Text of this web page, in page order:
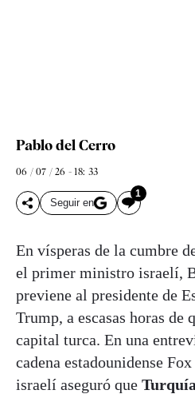
Pablo del Cerro
06 / 07 / 26 - 18: 33
Seguir en
1
En vísperas de la cumbre
el primer ministro israelí,
previene al presidente de
Trump, a escasas horas de
capital turca. En una
cadena estadounidense
israelí aseguró que